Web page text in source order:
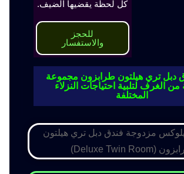
كل لحظة يقضيها الضيف.
للحجز
والاستفسار
دبل تري هيلتون طرابزون مجموعة
من الغرف لتلبية احتياجات النزلاء
المختلفة